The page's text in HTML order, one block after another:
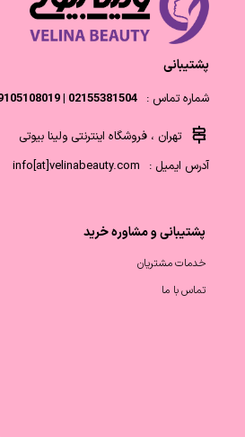
پشتیبانی
شماره تماس : 02155381504 | 09105108019
تهران ، فروشگاه اینترنتی ولینا بیوتی
آدرس ایمیل : info[at]velinabeauty.com
پشتیبانی و مشاوره خرید
خدمات مشتریان
تماس با ما